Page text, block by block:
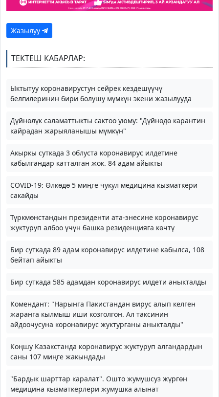
Жазылуу
ТЕКТЕШ КАБАРЛАР:
Ыктытуу коронавирустун сейрек кездешүүчү
белгилеринин бири болушу мүмкүн экени жазылууда
Дүйнөлүк саламаттыкты сактоо уюму: "Дүйнөдө карантин
кайрадан жарыяланышы мүмкүн"
Акыркы суткада 3 облуста коронавирус илдетине
кабылгандар катталган жок. 84 адам айыкты
COVID-19: Өлкөдө 5 миңге чукул медицина кызматкери
сакайды
Түркмөнстандын президенти ата-энесине коронавирус
жуктуруп албоо үчүн башка резиденцияга көчтү
Бир суткада 89 адам коронавирус илдетине кабылса, 108
бейтап айыкты
Бир суткада 585 адамдан коронавирус илдети аныкталды
Комендант: "Нарынга Пакистандан вирус алып келген
жаранга кылмыш иши козголгон. Ал таксинин
айдоочусуна коронавирус жуктурганы аныкталды"
Коңшу Казакстанда коронавирус жуктуруп алгандардын
саны 107 миңге жакындады
"Бардык шарттар каралат". Ошто жумушсуз жүргөн
медицина кызматкерлери жумушка алынат